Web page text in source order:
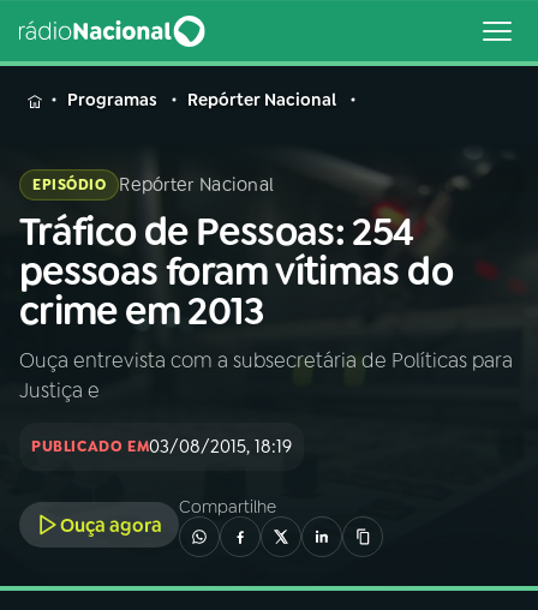
MENU
Buscar
na
Rádio
Nacional
Buscar
AO VIVO
INÍCIO
A RÁDIO
03PROGRAMAÇÃO
Programas Repórter Nacional
EPISÓDIO Repórter Nacional
Tráfico de Pessoas: 254
pessoas foram vítimas do
crime em 2013
Ouça entrevista com a subsecretária de Políticas para
Justiça e
PUBLICADO EM03/08/2015, 18:19
Ouça agora
Compartilhe